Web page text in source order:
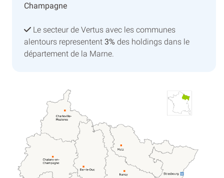
Champagne
Le secteur de Vertus avec les communes
alentours representent 3% des holdings dans le
département de la Marne.